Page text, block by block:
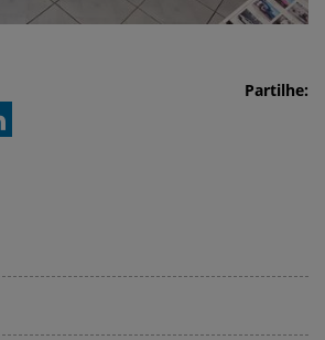
Partilhe: